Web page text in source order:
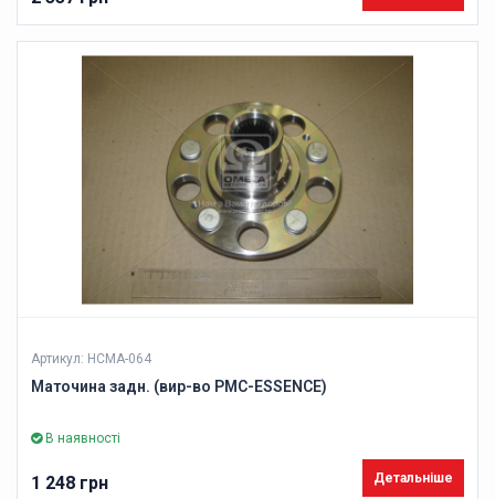
Артикул: HCMA-064
Маточина задн. (вир-во PMC-ESSENCE)
В наявності
1 248 грн Детальніше